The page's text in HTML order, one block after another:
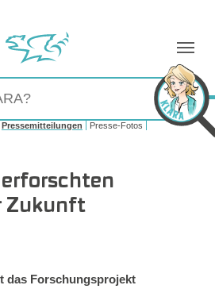
Pressemitteilungen
Presse-Fotos
Zukunft
das Forschungsprojekt